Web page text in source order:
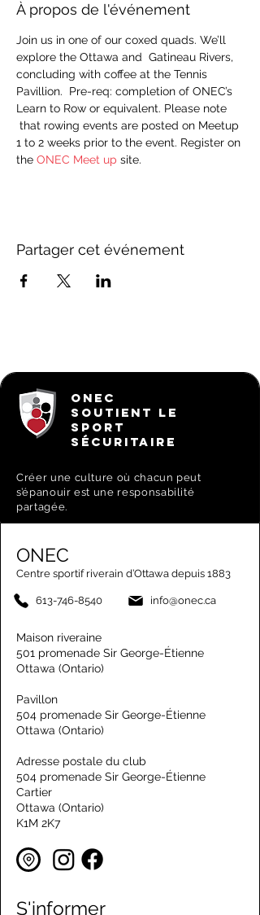
À propos de l'événement
Join us in one of our coxed quads. We’ll
explore the Ottawa and  Gatineau Rivers,
concluding with coffee at the Tennis
Pavillion.  Pre-req: completion of ONEC’s
Learn to Row or equivalent. Please note
that rowing events are posted on Meetup
1 to 2 weeks prior to the event. Register on
the ONEC Meet up site.
Partager cet événement
ONEC
SOUTIENT LE
SPORT
SÉCURITAIRE
Créer une culture où chacun peut
s’épanouir est une responsabilité
partagée.
ONEC
Centre sportif riverain d’Ottawa depuis 1883
613-746-8540 info@onec.ca
Maison riveraine
501 promenade Sir George-Étienne
Ottawa (Ontario)
Pavillon
504 promenade Sir George-Étienne
Ottawa (Ontario)
Adresse postale du club
504 promenade Sir George-Étienne
Cartier
Ottawa (Ontario)
K1M 2K7
S'informer